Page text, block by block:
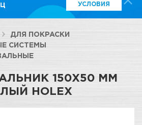
УСЛОВИЯ
ДЛЯ ПОКРАСКИ
СИСТЕМЫ
150X50 ММ
HOLEX